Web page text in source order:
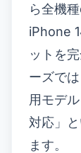
ら全機
iPhone
ットを
ーズで
用モデ
対応」
ます。